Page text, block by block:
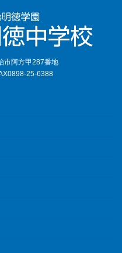
阿方甲287番地
25-6388